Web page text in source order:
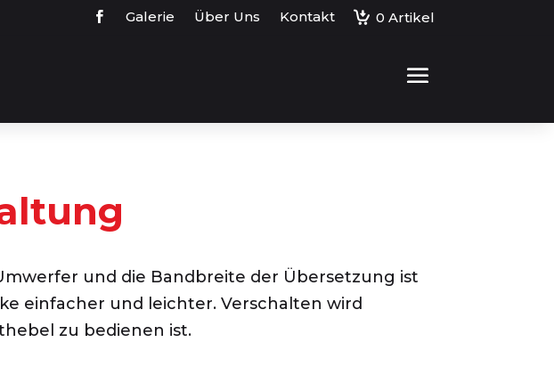
Galerie Über Uns Kontakt 0 Artikel
und die Bandbreite der Übersetzung ist
einfacher und leichter. Verschalten wird
zu bedienen ist.